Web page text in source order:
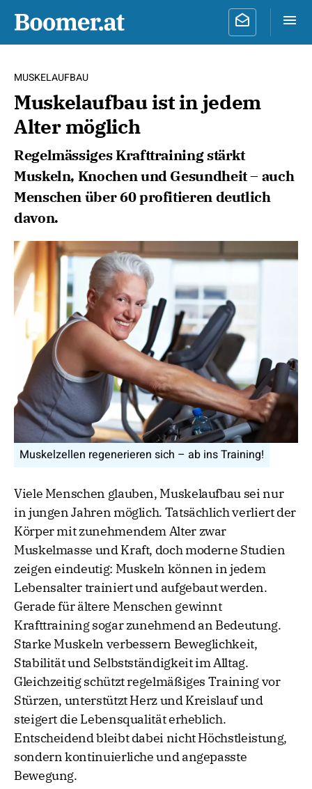
MUSKELAUFBAU
Muskelaufbau ist in jedem
Alter möglich
Regelmässiges Krafttraining stärkt
Muskeln, Knochen und Gesundheit – auch
Menschen über 60 profitieren deutlich
davon.
Muskelzellen regenerieren sich – ab ins Training!
Viele Menschen glauben, Muskelaufbau sei nur
in jungen Jahren möglich. Tatsächlich verliert der
Körper mit zunehmendem Alter zwar
Muskelmasse und Kraft, doch moderne Studien
zeigen eindeutig: Muskeln können in jedem
Lebensalter trainiert und aufgebaut werden.
Gerade für ältere Menschen gewinnt
Krafttraining sogar zunehmend an Bedeutung.
Starke Muskeln verbessern Beweglichkeit,
Stabilität und Selbstständigkeit im Alltag.
Gleichzeitig schützt regelmäßiges Training vor
Stürzen, unterstützt Herz und Kreislauf und
steigert die Lebensqualität erheblich.
Entscheidend bleibt dabei nicht Höchstleistung,
sondern kontinuierliche und angepasste
Bewegung.